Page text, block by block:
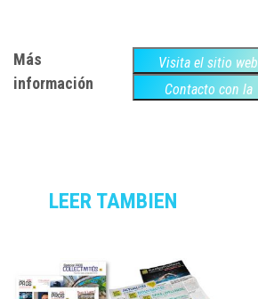
Más
información
Visita el sitio web
Contacto con la
LEER TAMBIEN